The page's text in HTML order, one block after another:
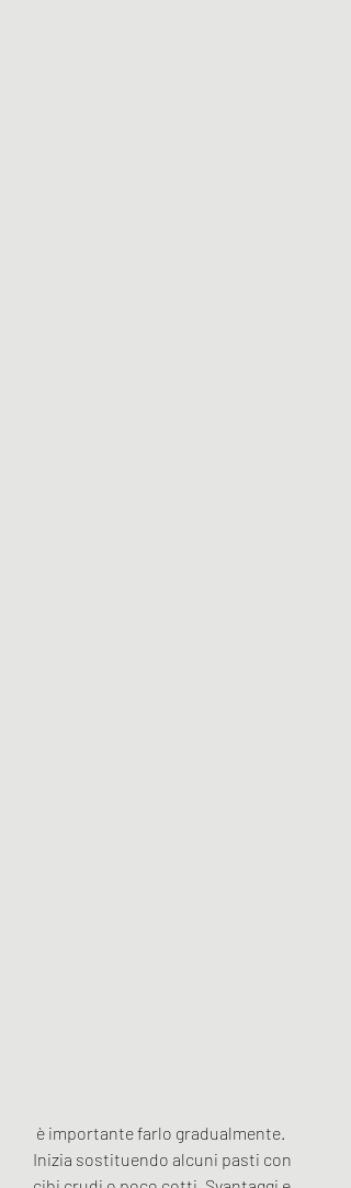
Inizia sostituendo alcuni pasti con